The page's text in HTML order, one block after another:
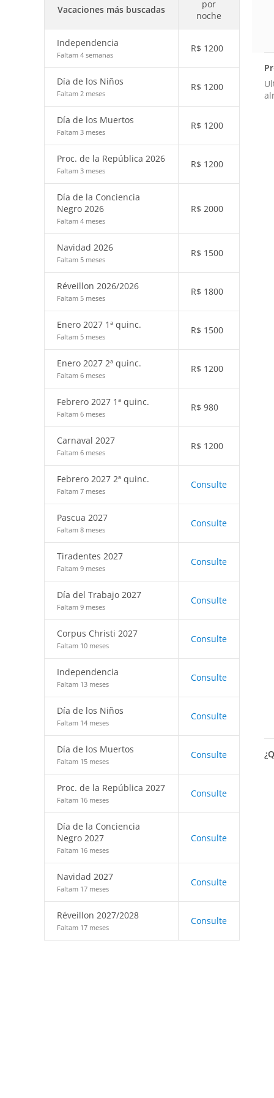
Vacaciones más buscadas
por
noche
Independencia
Faltam 4 semanas
R$ 1200
Día de los Niños
Faltam 2 meses
R$ 1200
Día de los Muertos
Faltam 3 meses
R$ 1200
Proc. de la República 2026
Faltam 3 meses
R$ 1200
Día de la Conciencia
Negro 2026
Faltam 4 meses
R$ 2000
Navidad 2026
Faltam 5 meses
R$ 1500
Réveillon 2026/2026
Faltam 5 meses
R$ 1800
Enero 2027 1ª quinc.
Faltam 5 meses
R$ 1500
Enero 2027 2ª quinc.
Faltam 6 meses
R$ 1200
Febrero 2027 1ª quinc.
Faltam 6 meses
R$ 980
Carnaval 2027
Faltam 6 meses
R$ 1200
Febrero 2027 2ª quinc.
Faltam 7 meses
Consulte
Pascua 2027
Faltam 8 meses
Consulte
Tiradentes 2027
Faltam 9 meses
Consulte
Día del Trabajo 2027
Faltam 9 meses
Consulte
Corpus Christi 2027
Faltam 10 meses
Consulte
Independencia
Faltam 13 meses
Consulte
Día de los Niños
Faltam 14 meses
Consulte
Día de los Muertos
Faltam 15 meses
Consulte
Proc. de la República 2027
Faltam 16 meses
Consulte
Día de la Conciencia
Negro 2027
Faltam 16 meses
Consulte
Navidad 2027
Faltam 17 meses
Consulte
Réveillon 2027/2028
Faltam 17 meses
Consulte